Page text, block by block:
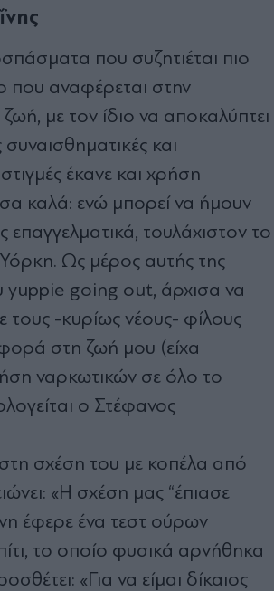
που συζητιέται πιο
που αναφέρεται στην
με τον ίδιο να αποκαλύπτει
και
έκανε και χρήση
καλά: ενώ μπορεί να ήμουν
επαγγελματικά, τουλάχιστον το
Ως μέρος αυτής της
yuppie going out, άρχισα να
τους -κυρίως νέους- φίλους
στη ζωή μου (είχα
ναρκωτικών σε όλο το
ο Στέφανος
σχέση του με κοπέλα από
«Η σχέση μας “έπιασε
έφερε ένα τεστ ούρων
το οποίο φυσικά αρνήθηκα
«Για να είμαι δίκαιος